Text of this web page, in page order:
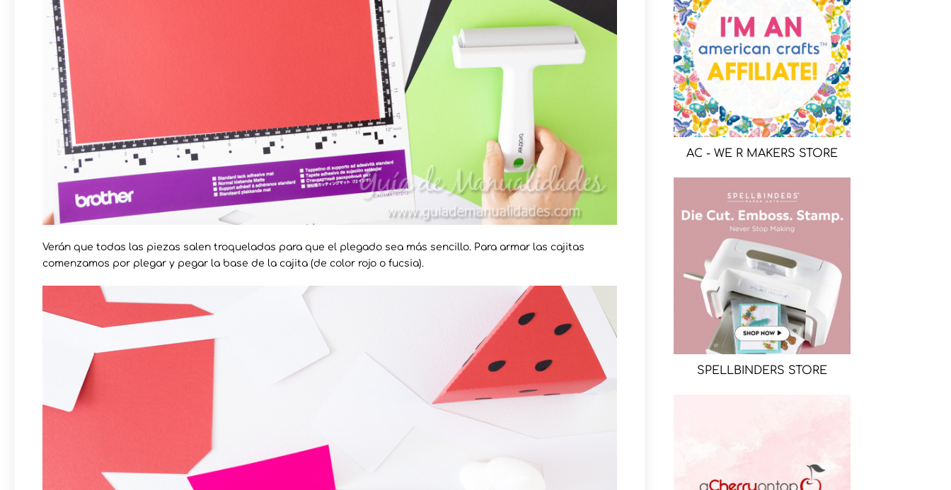
Verán que todas las piezas salen troqueladas para que el plegado sea más sencillo. Para armar las cajitas
comenzamos por plegar y pegar la base de la cajita (de color rojo o fucsia).
AC - WE R MAKERS STORE
SPELLBINDERS STORE